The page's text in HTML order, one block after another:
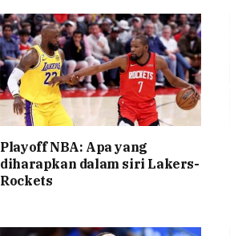
Playoff NBA: Apa yang
diharapkan dalam siri Lakers-
Rockets